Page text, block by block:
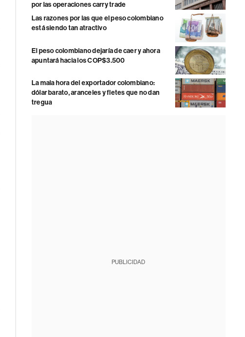
por las operaciones carry trade
Las razones por las que el peso colombiano
está siendo tan atractivo
El peso colombiano dejaría de caer y ahora
apuntará hacia los COP$3.500
La mala hora del exportador colombiano:
dólar barato, aranceles y fletes que no dan
tregua
PUBLICIDAD